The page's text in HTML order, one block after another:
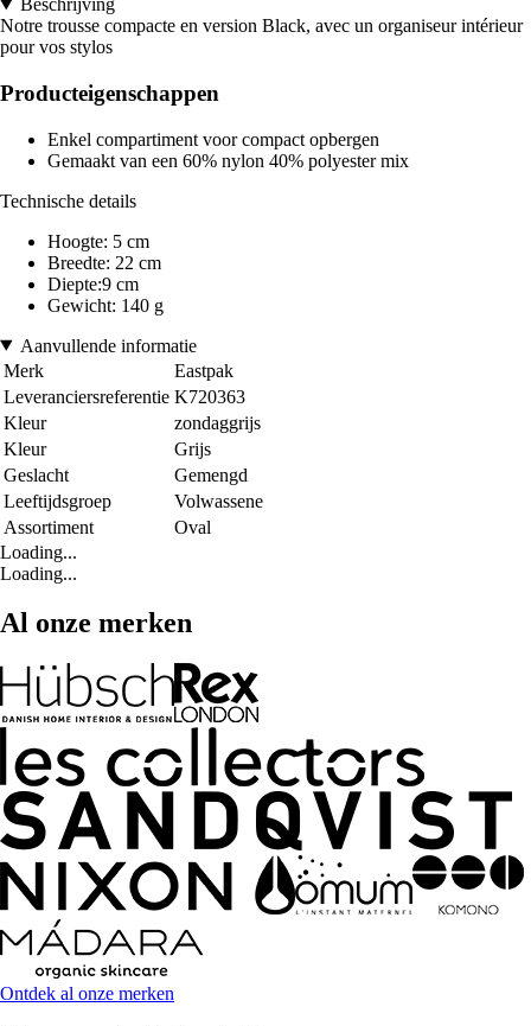
Beschrijving
Notre trousse compacte en version Black, avec un organiseur intérieur
pour vos stylos
Producteigenschappen
Enkel compartiment voor compact opbergen
Gemaakt van een 60% nylon 40% polyester mix
Technische details
Hoogte: 5 cm
Breedte: 22 cm
Diepte:9 cm
Gewicht: 140 g
Aanvullende informatie
Merk
Eastpak
Leveranciersreferentie K720363
Kleur
zondaggrijs
Kleur
Grijs
Geslacht
Gemengd
Leeftijdsgroep
Volwassene
Assortiment
Oval
Loading...
Loading...
Al onze merken
Ontdek al onze merken